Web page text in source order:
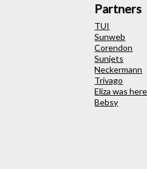
Partners
TUI
Sunweb
Corendon
Sunjets
Neckermann
Trivago
Eliza was here
Bebsy